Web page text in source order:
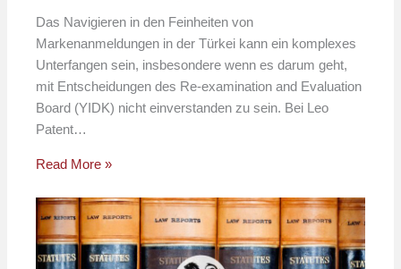
Das Navigieren in den Feinheiten von
Markenanmeldungen in der Türkei kann ein komplexes
Unterfangen sein, insbesondere wenn es darum geht,
mit Entscheidungen des Re-examination and Evaluation
Board (YIDK) nicht einverstanden zu sein. Bei Leo
Patent…
Read More »